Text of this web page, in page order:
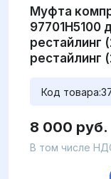
Муфта
97701H5100
рестайлинг
рестайлинг
Код товара:
8 000 руб.
В том числе